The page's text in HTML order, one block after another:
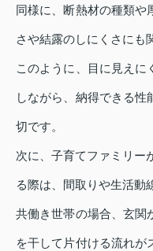
同様に、断熱材の種類や
さや結露のしにくさにも
このように、目に見えに
しながら、納得できる
切です。
次に、子育てファミリー
る際は、間取りや生活動
共働き世帯の場合、玄関
を干して片付ける流れが